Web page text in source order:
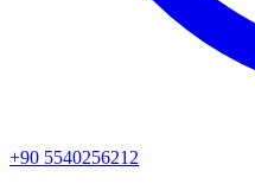
+90 5540256212